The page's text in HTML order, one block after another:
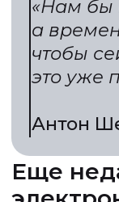
1
Утверждены
Введен
на ГосЛог